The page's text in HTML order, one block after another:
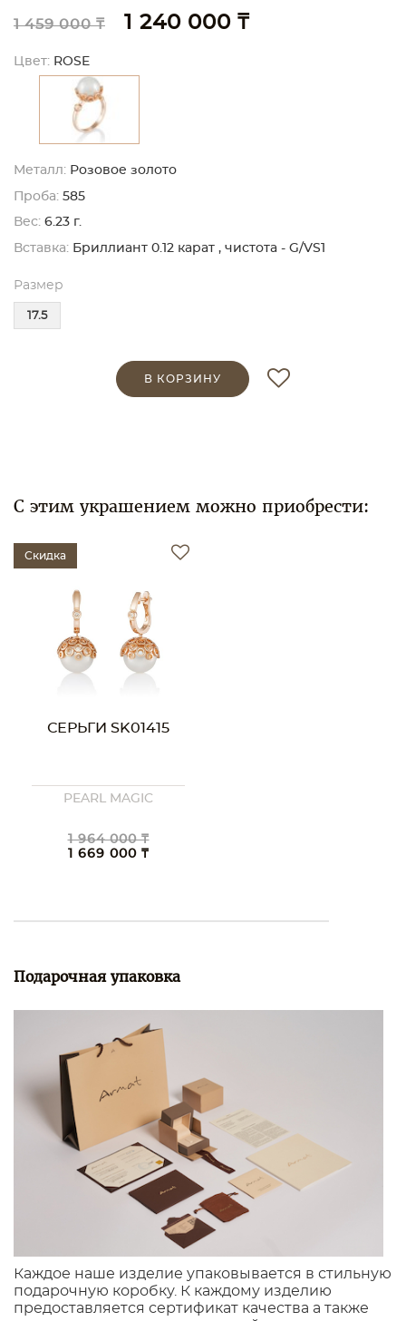
1 459 000 ₸ 1 240 000 ₸
Цвет: ROSE
Металл: Розовое золото
Проба: 585
Вес: 6.23 г.
Вставка: Бриллиант 0.12 карат , чистота - G/VS1
Размер
17.5
В КОРЗИНУ
С этим украшением можно приобрести:
Скидка
СЕРЬГИ SK01415
PEARL MAGIC
1 964 000 ₸
1 669 000 ₸
Подарочная упаковка
Каждое наше изделие упаковывается в стильную
подарочную коробку. К каждому изделию
предоставляется сертификат качества а также